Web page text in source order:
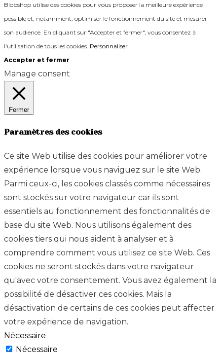
Blobshop utilise des cookies pour vous proposer la meilleure expérience
possible et, notamment, optimiser le fonctionnement du site et mesurer
son audience. En cliquant sur "Accepter et fermer", vous consentez à
l'utilisation de tous les cookies. Personnaliser
Accepter et fermer
Manage consent
Fermer
Paramètres des cookies
Ce site Web utilise des cookies pour améliorer votre
expérience lorsque vous naviguez sur le site Web.
Parmi ceux-ci, les cookies classés comme nécessaires
sont stockés sur votre navigateur car ils sont
essentiels au fonctionnement des fonctionnalités de
base du site Web. Nous utilisons également des
cookies tiers qui nous aident à analyser et à
comprendre comment vous utilisez ce site Web. Ces
cookies ne seront stockés dans votre navigateur
qu'avec votre consentement. Vous avez également la
possibilité de désactiver ces cookies. Mais la
désactivation de certains de ces cookies peut affecter
votre expérience de navigation.
Nécessaire
Nécessaire